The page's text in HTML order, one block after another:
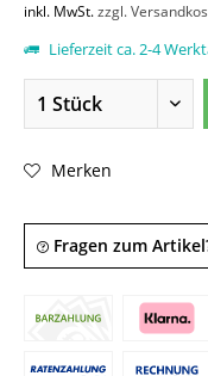
inkl. MwSt.zzgl.
Lieferzeit ca. 2-4
Merken
Fragen zum